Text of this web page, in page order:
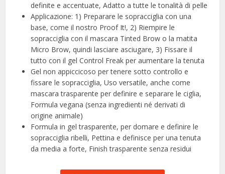
definite e accentuate, Adatto a tutte le tonalità di pelle
Applicazione: 1) Preparare le sopracciglia con una
base, come il nostro Proof It!, 2) Riempire le
sopracciglia con il mascara Tinted Brow o la matita
Micro Brow, quindi lasciare asciugare, 3) Fissare il
tutto con il gel Control Freak per aumentare la tenuta
Gel non appiccicoso per tenere sotto controllo e
fissare le sopracciglia, Uso versatile, anche come
mascara trasparente per definire e separare le ciglia,
Formula vegana (senza ingredienti né derivati di
origine animale)
Formula in gel trasparente, per domare e definire le
sopracciglia ribelli, Pettina e definisce per una tenuta
da media a forte, Finish trasparente senza residui